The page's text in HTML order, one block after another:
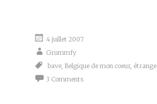
4 juillet 2007
Grummfy
bave Belgique de mon coeur, étrange
3 Comments